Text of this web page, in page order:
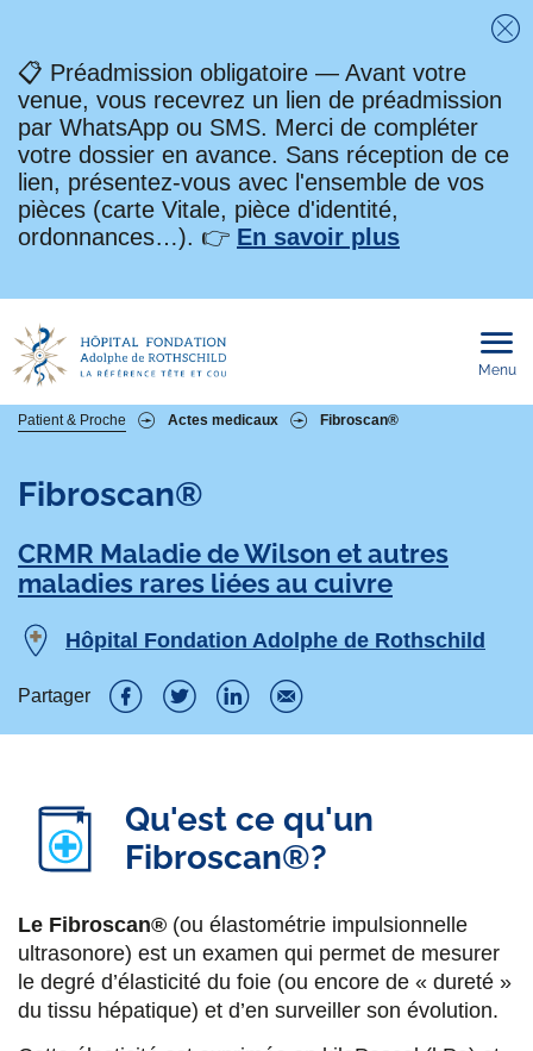
📋 Préadmission obligatoire — Avant votre
venue, vous recevrez un lien de préadmission
par WhatsApp ou SMS. Merci de compléter
votre dossier en avance. Sans réception de ce
lien, présentez-vous avec l'ensemble de vos
pièces (carte Vitale, pièce d'identité,
ordonnances…). 👉 En savoir plus
Menu
Fil
d'Ariane
Patient & Proche Actes medicaux Fibroscan®
Fibroscan®
CRMR Maladie de Wilson et autres
maladies rares liées au cuivre
Hôpital Fondation Adolphe de Rothschild
Partager
P
g
e
r
P
r
t
g
e
r
P
r
t
g
e
r
P
r
t
g
e
r
Qu'est ce qu'un
Fibroscan®?
Le Fibroscan® (ou élastométrie impulsionnelle
ultrasonore) est un examen qui permet de mesurer
le degré d’élasticité du foie (ou encore de « dureté »
du tissu hépatique) et d’en surveiller son évolution.